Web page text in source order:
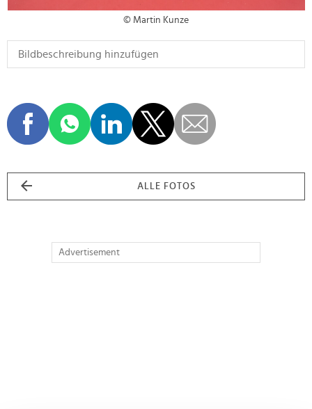
© Martin Kunze
ALLE FOTOS
Advertisement